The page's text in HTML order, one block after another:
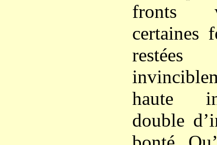
fronts
certaines
haute
double